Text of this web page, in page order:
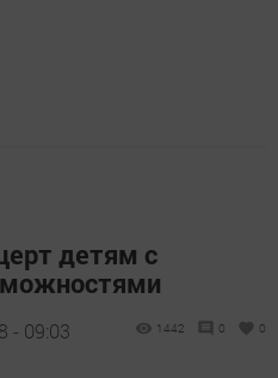
детям с
- 09:03 1442 0 0